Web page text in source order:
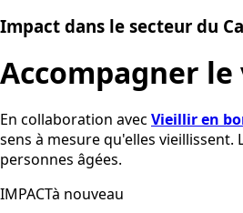
Impact dans le secteur du
Accompagner
En collaboration avec Vieillir en
sens à mesure qu'elles
personnes âgées.
IMPACTà nouveau